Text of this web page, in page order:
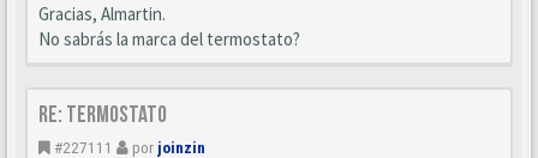
Gracias, Almartin.
No sabrás la marca del termostato?
Re: Termostato
#227111 por joinzin